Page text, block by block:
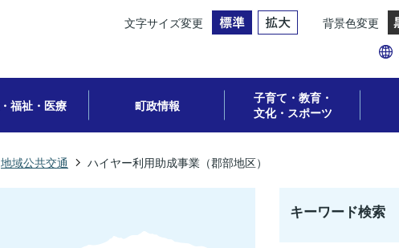
文字サイズ変更 背景色変更
福祉・医療 町政情報
子育て・教育・
文化・スポーツ
地域公共交通 ハイヤー利用助成事業（郡部地区）
キーワード検索